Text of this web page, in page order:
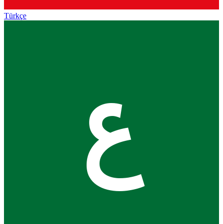
Türkçe
ع